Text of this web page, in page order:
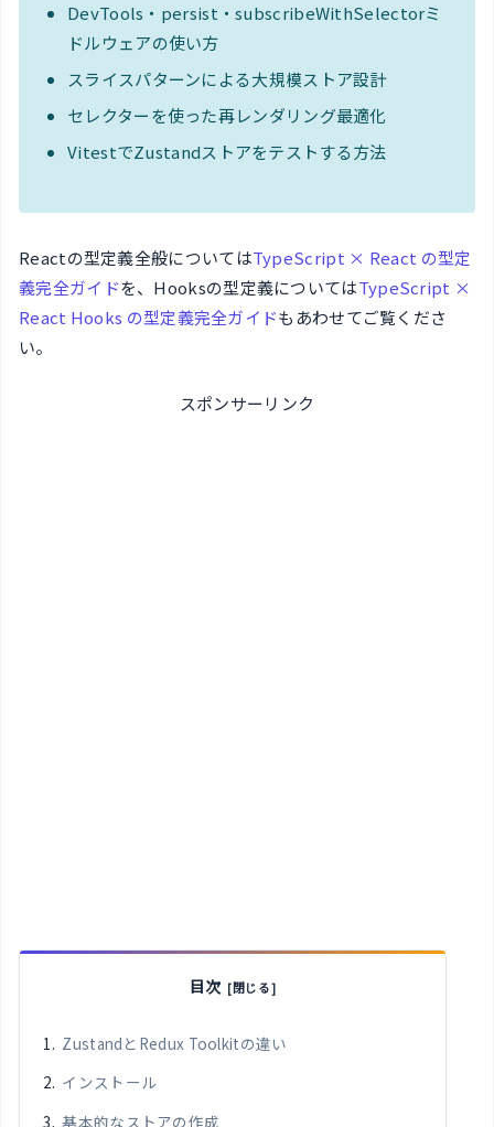
DevTools・persist・subscribeWithSelectorミ
ドルウェアの使い方
スライスパターンによる大規模ストア設計
セレクターを使った再レンダリング最適化
VitestでZustandストアをテストする方法
Reactの型定義全般についてはTypeScript × React の型定
義完全ガイドを、Hooksの型定義についてはTypeScript ×
React Hooks の型定義完全ガイドもあわせてご覧くださ
い。
スポンサーリンク
目次
ZustandとRedux Toolkitの違い
インストール
基本的なストアの作成